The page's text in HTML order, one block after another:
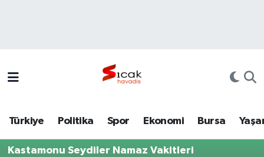
Türkiye Politika Spor Ekonomi Bursa
Kastamonu Seydiler Namaz Vakitleri